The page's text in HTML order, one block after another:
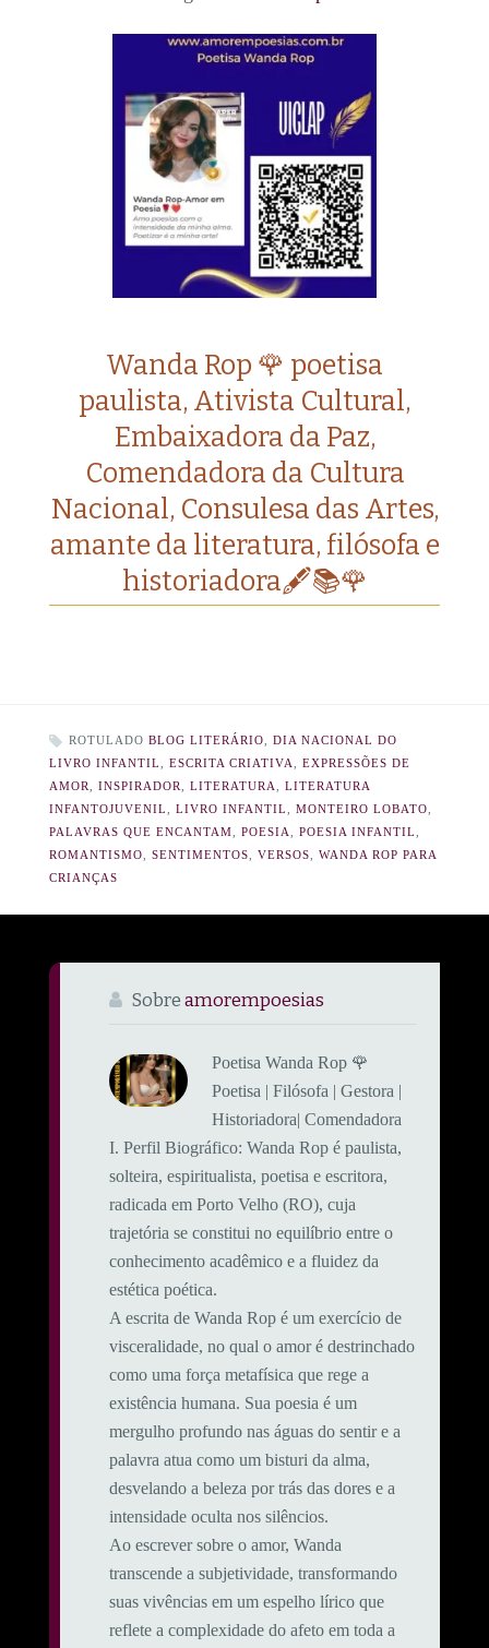
Wanda Rop 🌹 poetisa
paulista, Ativista Cultural,
Embaixadora da Paz,
Comendadora da Cultura
Nacional, Consulesa das Artes,
amante da literatura, filósofa e
historiadora🖋️📚🌹
ROTULADO BLOG LITERÁRIO
DIA NACIONAL DO
LIVRO INFANTIL
ESCRITA CRIATIVA
EXPRESSÕES DE
AMOR
INSPIRADOR LITERATURA
LITERATURA
INFANTOJUVENIL
LIVRO INFANTIL MONTEIRO LOBATO
PALAVRAS QUE ENCANTAM
POESIA POESIA INFANTIL
ROMANTISMO
SENTIMENTOS VERSOS
WANDA ROP PARA
CRIANÇAS
Sobre amorempoesias
Poetisa Wanda Rop 🌹
Poetisa | Filósofa | Gestora |
Historiadora| Comendadora
​I. Perfil Biográfico: ​Wanda Rop é paulista,
solteira, espiritualista, poetisa e escritora,
radicada em Porto Velho (RO), cuja
trajetória se constitui no equilíbrio entre o
conhecimento acadêmico e a fluidez da
estética poética.
A escrita de Wanda Rop é um exercício de
visceralidade, no qual o amor é destrinchado
como uma força metafísica que rege a
existência humana. Sua poesia é um
mergulho profundo nas águas do sentir e a
palavra atua como um bisturi da alma,
desvelando a beleza por trás das dores e a
intensidade oculta nos silêncios.
Ao escrever sobre o amor, Wanda
transcende a subjetividade, transformando
suas vivências em um espelho lírico que
reflete a complexidade do afeto em toda a